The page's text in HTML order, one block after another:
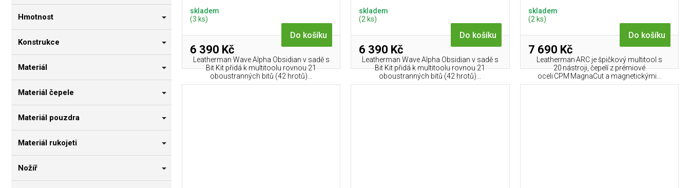
Hmotnost
Konstrukce
Materiál
Materiál čepele
Materiál pouzdra
Materiál rukojeti
Nožíř
skladem
(3 ks)
6 390 Kč
Do košíku
Leatherman Wave Alpha Obsidian v sadě s
Bit Kit přidá k multitoolu rovnou 21
oboustranných bitů (42 hrotů)...
skladem
(2 ks)
6 390 Kč
Do košíku
Leatherman Wave Alpha Obsidian v sadě s
Bit Kit přidá k multitoolu rovnou 21
oboustranných bitů (42 hrotů)...
skladem
(2 ks)
7 690 Kč
Do košíku
Leatherman ARC je špičkový multitool s
20 nástroji, čepelí z prémiové
oceli CPM MagnaCut a magnetickými...